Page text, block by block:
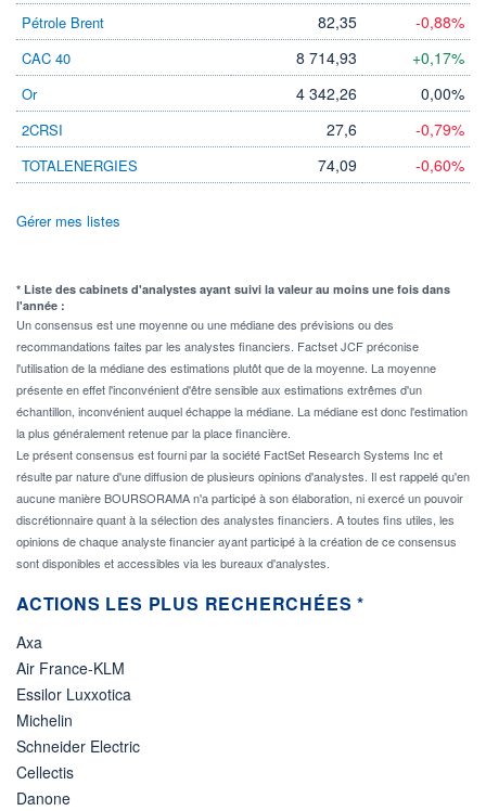
Pétrole Brent 82,35 -0,88%
CAC 40 8 714,93 +0,17%
Or 4 342,26 0,00%
2CRSI 27,6 -0,79%
TOTALENERGIES 74,09 -0,60%
Gérer mes listes
* Liste des cabinets d'analystes ayant suivi la valeur au moins une fois dans
l'année :
Un consensus est une moyenne ou une médiane des prévisions ou des
recommandations faites par les analystes financiers. Factset JCF préconise
l'utilisation de la médiane des estimations plutôt que de la moyenne. La moyenne
présente en effet l'inconvénient d'être sensible aux estimations extrêmes d'un
échantillon, inconvénient auquel échappe la médiane. La médiane est donc l'estimation
la plus généralement retenue par la place financière.
Le présent consensus est fourni par la société FactSet Research Systems Inc et
résulte par nature d'une diffusion de plusieurs opinions d'analystes. Il est rappelé qu'en
aucune manière BOURSORAMA n'a participé à son élaboration, ni exercé un pouvoir
discrétionnaire quant à la sélection des analystes financiers. A toutes fins utiles, les
opinions de chaque analyste financier ayant participé à la création de ce consensus
sont disponibles et accessibles via les bureaux d'analystes.
ACTIONS LES PLUS RECHERCHÉES *
Axa
Air France-KLM
Essilor Luxxotica
Michelin
Schneider Electric
Cellectis
Danone